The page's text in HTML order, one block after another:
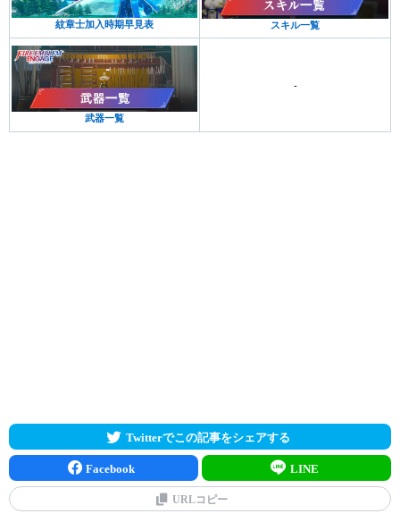
紋章士加入時期早見表 スキル一覧
武器一覧
-
Twitterでこの記事をシェアする
Facebook LINE
URLコピー